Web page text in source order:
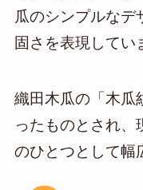
瓜のシンプルなデ
固さを表現してい
織田木瓜の「木瓜
ったものとされ、
のひとつとして幅